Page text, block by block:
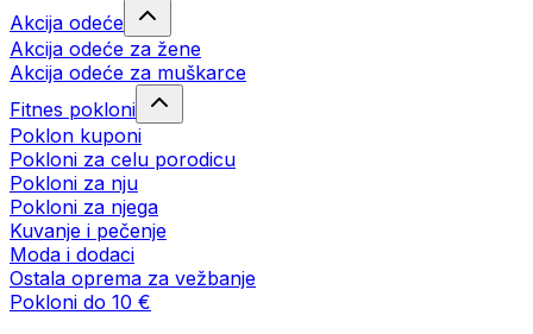
Akcija odeće
Akcija odeće za žene
Akcija odeće za muškarce
Fitnes pokloni
Poklon kuponi
Pokloni za celu porodicu
Pokloni za nju
Pokloni za njega
Kuvanje i pečenje
Moda i dodaci
Ostala oprema za vežbanje
Pokloni do 10 €